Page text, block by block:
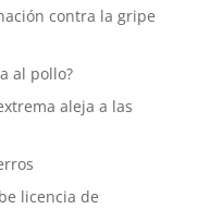
contra la gripe
al pollo?
aleja a las
licencia de